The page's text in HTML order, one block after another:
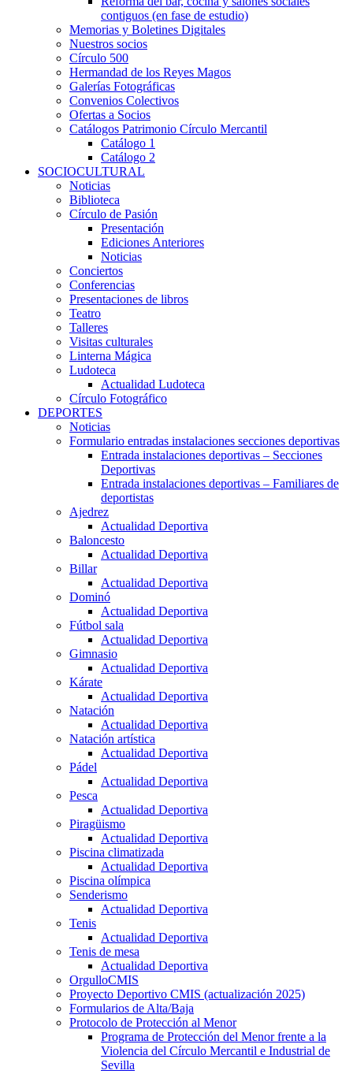
contiguos (en fase de estudio)
Memorias y Boletines Digitales
Nuestros socios
Círculo 500
Hermandad de los Reyes Magos
Galerías Fotográficas
Convenios Colectivos
Ofertas a Socios
Catálogos Patrimonio Círculo Mercantil
Catálogo 1
Catálogo 2
SOCIOCULTURAL
Noticias
Biblioteca
Círculo de Pasión
Presentación
Ediciones Anteriores
Noticias
Conciertos
Conferencias
Presentaciones de libros
Teatro
Talleres
Visitas culturales
Linterna Mágica
Ludoteca
Actualidad Ludoteca
Círculo Fotográfico
DEPORTES
Noticias
Formulario entradas instalaciones secciones deportivas
Entrada instalaciones deportivas – Secciones
Deportivas
Entrada instalaciones deportivas – Familiares de
deportistas
Ajedrez
Actualidad Deportiva
Baloncesto
Actualidad Deportiva
Billar
Actualidad Deportiva
Dominó
Actualidad Deportiva
Fútbol sala
Actualidad Deportiva
Gimnasio
Actualidad Deportiva
Kárate
Actualidad Deportiva
Natación
Actualidad Deportiva
Natación artística
Actualidad Deportiva
Pádel
Actualidad Deportiva
Pesca
Actualidad Deportiva
Piragüismo
Actualidad Deportiva
Piscina climatizada
Actualidad Deportiva
Piscina olímpica
Senderismo
Actualidad Deportiva
Tenis
Actualidad Deportiva
Tenis de mesa
Actualidad Deportiva
OrgulloCMIS
Proyecto Deportivo CMIS (actualización 2025)
Formularios de Alta/Baja
Protocolo de Protección al Menor
Programa de Protección del Menor frente a la
Violencia del Círculo Mercantil e Industrial de
Sevilla